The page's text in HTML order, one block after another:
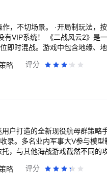
攻击的独特方式。他们以自己
方式才是理想的方式，专注于
国”，统治方式是和平与教导
就是先发起攻击，并在征服
习剑士、矛士、弓箭手、巫师
，不切场景。 ·开局制玩法，
有VIP系统！ 《二战风云2》是
即时混战。游戏中包含地缘、
每个战场最长7天决出胜负，多
高级军备。 -还原真实战争体
用。 将军，现在就请加入《二
略 评分
用户打造的全新现役航母群策
录。多名业内军事大V参与模
，与其他海战游戏截然不同的
截，末端防御，鱼雷诱饵，水
略 评分